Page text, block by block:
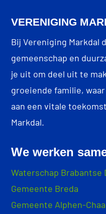
VERENIGING
Bij Vereniging Markdal
gemeenschap en
je uit om deel uit te
groeiende familie,
aan een vitale
Markdal.
We werken
Waterschap Brabantse
Gemeente Breda
Gemeente Alphen-